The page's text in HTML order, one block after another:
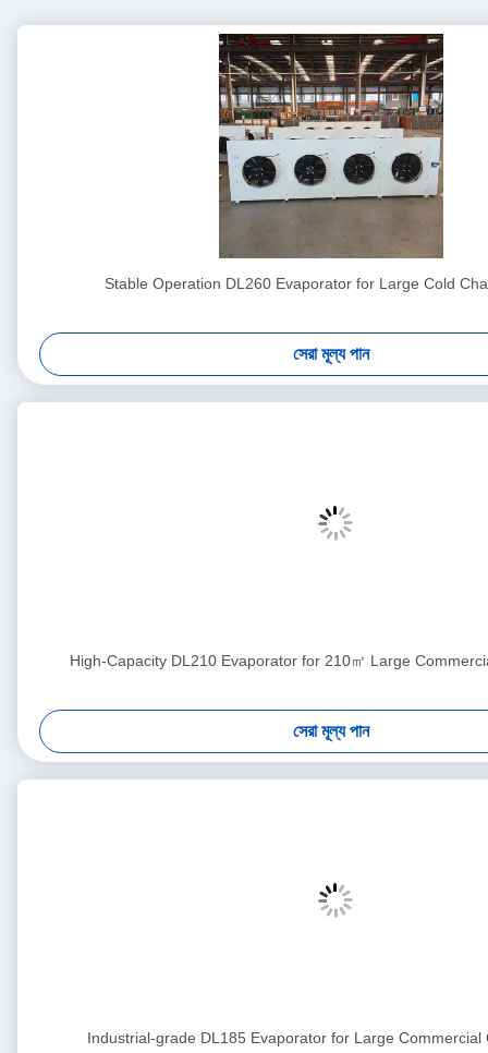
Stable Operation DL260 Evaporator for Large Cold
সেরা মূল্য পান
High-Capacity DL210 Evaporator for 210㎡ Large
সেরা মূল্য পান
Industrial-grade DL185 Evaporator for Large Commercial